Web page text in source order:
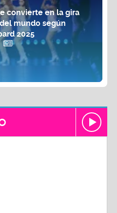
convierte en la gira
mundo según
2025